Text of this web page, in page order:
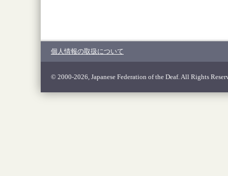
個人情報の取扱について
© 2000-2026, Japanese Federation of the Deaf. All Rights